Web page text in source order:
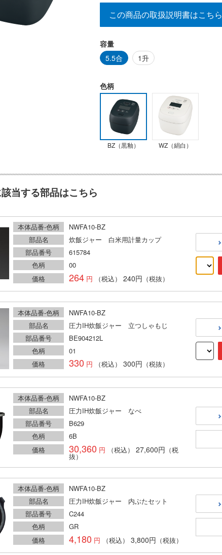
この商品の取扱説明書はこちら
容量
5.5合
1升
色柄
BZ（黒釉） WZ（絹白）
当する部品はこちら
本体品番-色柄
NWFA10-BZ
部品名
炊飯ジャー 白米用計量カップ
部品番号
615784
色柄
00
価格
264 （税込） 240円 （税抜）
本体品番-色柄
NWFA10-BZ
部品名
圧力IH炊飯ジャー 立つしゃもじ
部品番号
BE904212L
色柄
01
価格
330 （税込） 300円 （税抜）
本体品番-色柄
NWFA10-BZ
部品名
圧力IH炊飯ジャー なべ
部品番号
B629
色柄
6B
価格
30,360 （税込） 27,600円 （税
抜）
本体品番-色柄
NWFA10-BZ
部品名
圧力IH炊飯ジャー 内ぶたセット
部品番号
C244
色柄
GR
価格
4,180 （税込） 3,800円 （税抜）